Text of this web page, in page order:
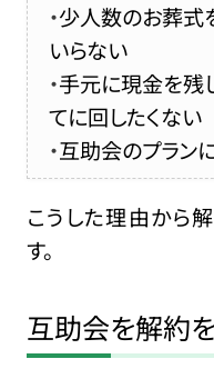
少人数のお葬式
いらない
手元に現金を残
てに回したくない
互助会のプラン
こうした理由から
す。
互助会を解約